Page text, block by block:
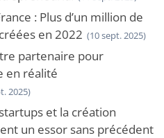
: Plus d’un million de
en 2022 (10 sept. 2025)
partenaire pour
en réalité
2025)
et la création
un essor sans précédent